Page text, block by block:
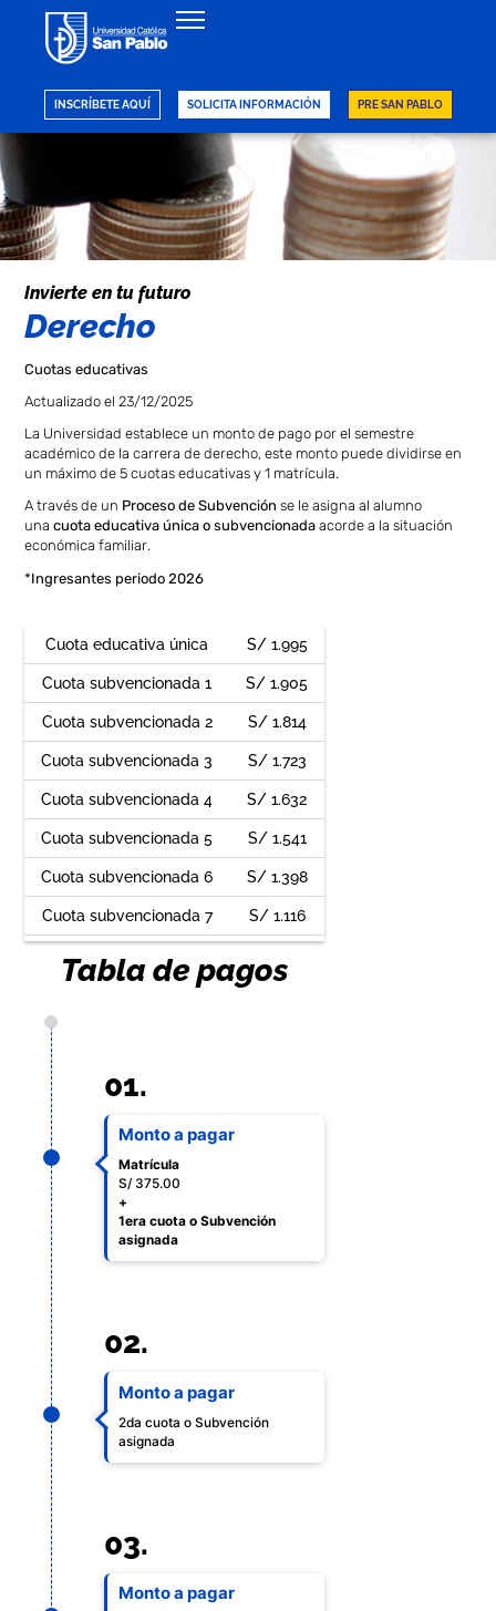
INSCRÍBETE AQUÍ SOLICITA INFORMACIÓN PRE SAN PABLO
Invierte en tu futuro
Derecho
Cuotas educativas
Actualizado el 23/12/2025
La Universidad establece un monto de pago por el semestre
académico de la carrera de derecho, este monto puede dividirse en
un máximo de 5 cuotas educativas y 1 matrícula.
A través de un Proceso de Subvención se le asigna al alumno
unacuota educativa única o subvencionada acorde a la situación
económica familiar.
*Ingresantes periodo 2026
Cuota educativa única S/ 1.995
Cuota subvencionada 1 S/ 1.905
Cuota subvencionada 2 S/ 1.814
Cuota subvencionada 3 S/ 1.723
Cuota subvencionada 4 S/ 1.632
Cuota subvencionada 5 S/ 1.541
Cuota subvencionada 6 S/ 1.398
Cuota subvencionada 7 S/ 1.116
Tabla de pagos
01.
Monto a pagar
Matrícula
S/ 375.00
+
1era cuota o Subvención
asignada
02.
Monto a pagar
2da cuota o Subvención
asignada
03.
Monto a pagar